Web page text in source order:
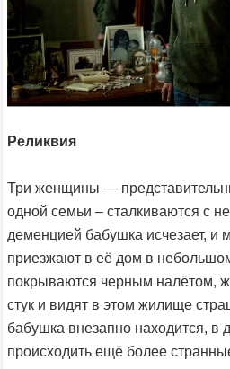
Реликвия
Три женщины —
одной семьи – сталкиваются с
деменцией бабушка исчезает, и
приезжают в её дом в
покрываются черным налётом,
стук и видят в этом жилище
бабушка внезапно находится, в
происходить ещё более